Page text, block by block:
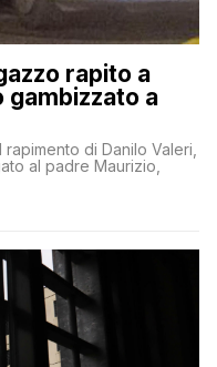
rapito a
gambizzato a
di Danilo Valeri,
al padre Maurizio,